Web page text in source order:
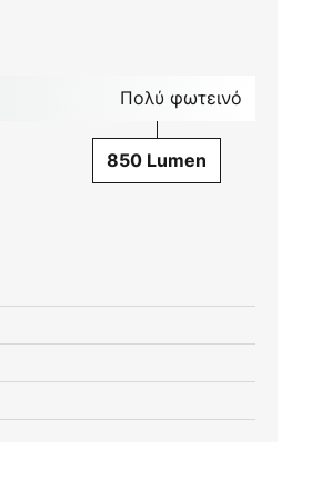
Πολύ φωτεινό
850 Lumen